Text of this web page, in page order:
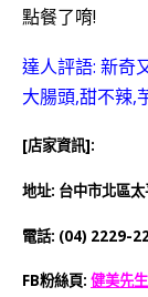
點餐了唷!
達人評語: 新奇
大腸頭,甜不辣,
[店家資訊]:
地址: 台中市北區
電話: (04) 2229-
FB粉絲頁: 健美先